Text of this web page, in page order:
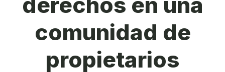
comunidad de
propietarios